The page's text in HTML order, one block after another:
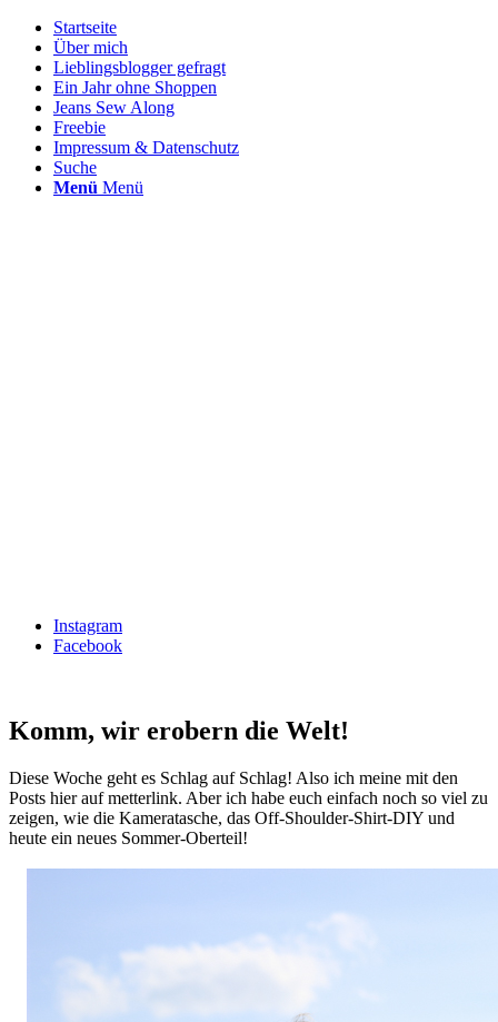
Startseite
Über mich
Lieblingsblogger gefragt
Ein Jahr ohne Shoppen
Jeans Sew Along
Freebie
Impressum & Datenschutz
Suche
Menü Menü
Instagram
Facebook
Komm, wir erobern die Welt!
Diese Woche geht es Schlag auf Schlag! Also ich meine mit den
Posts hier auf metterlink. Aber ich habe euch einfach noch so viel zu
zeigen, wie die Kameratasche, das Off-Shoulder-Shirt-DIY und
heute ein neues Sommer-Oberteil!